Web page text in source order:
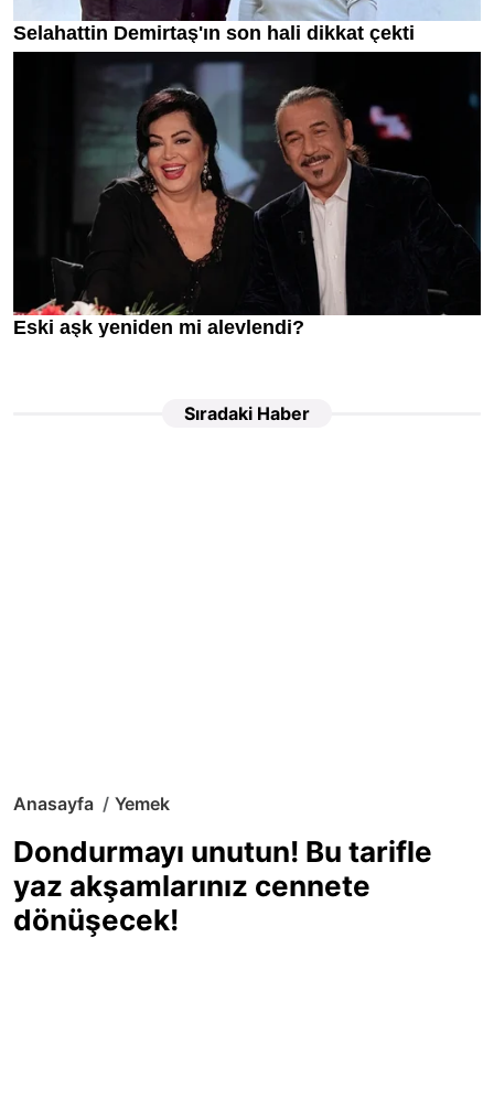
Sıradaki Haber
Anasayfa Yemek
Dondurmayı unutun! Bu tarifle
yaz akşamlarınız cennete
dönüşecek!